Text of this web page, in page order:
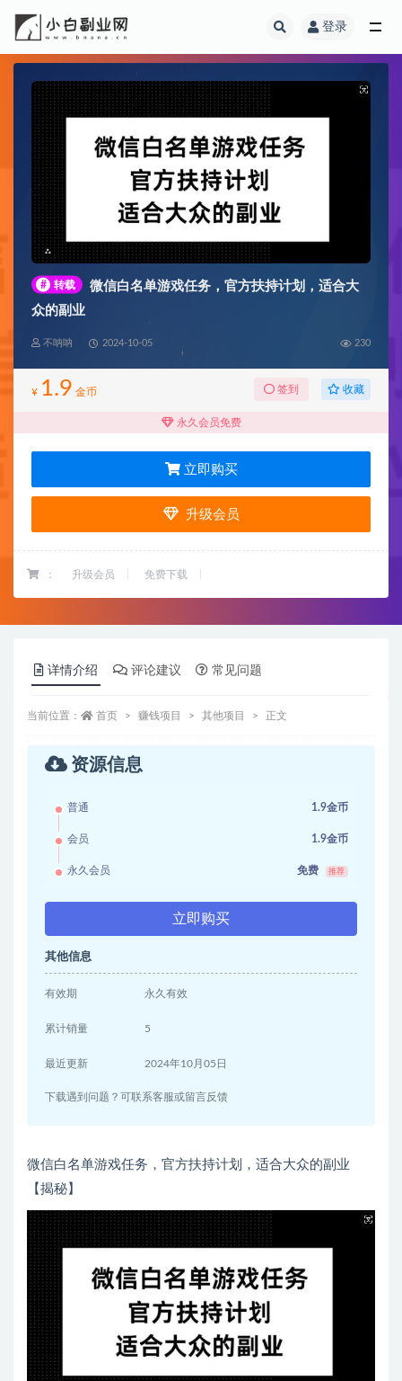
登录
# 转载
微信白名单游戏任务，官方扶持计划，适合大
众的副业
不呐呐 2024-10-05 230
¥ 1.9 金币 签到 收藏
永久会员免费
立即购买
升级会员
： 升级会员 免费下载
详情介绍 评论建议 常见问题
当前位置： 首页 赚钱项目 其他项目 正文
资源信息
普通 1.9金币
会员 1.9金币
永久会员 免费 推荐
立即购买
其他信息
有效期 永久有效
累计销量 5
最近更新 2024年10月05日
下载遇到问题？可联系客服或留言反馈
微信白名单游戏任务，官方扶持计划，适合大众的副业
【揭秘】